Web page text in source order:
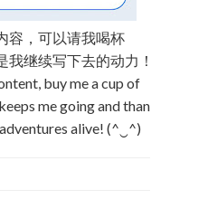
容，可以请我喝杯
我继续写下去的动力！
buy me a cup of
me going and thank
alive! (^‿^)